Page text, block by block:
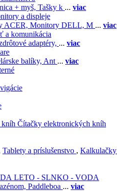
+ myš, Tašky k ... viac
a displeje
ACER, Monitory DELL, M ... viac
a komunikácia
adaptéry, ... viac
balíky, Ant ... viac
Čítačky elektronických kníh
Tablety a príslušenstvo , Kalkulačky
LETO - SLNKO - VODA
Paddleboa ... viac